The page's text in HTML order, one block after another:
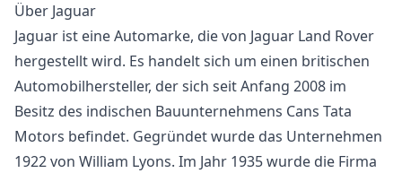
Über Jaguar
Jaguar ist eine Automarke, die von Jaguar Land Rover
hergestellt wird. Es handelt sich um einen britischen
Automobilhersteller, der sich seit Anfang 2008 im
Besitz des indischen Bauunternehmens Cans Tata
Motors befindet. Gegründet wurde das Unternehmen
1922 von William Lyons. Im Jahr 1935 wurde die Firma